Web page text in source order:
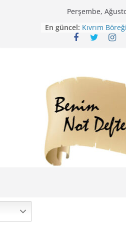
Perşembe,
En güncel: Kıvrım
Karabuğday